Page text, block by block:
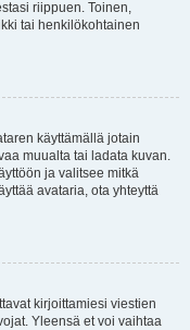
riippuen. Toinen,
tai henkilökohtainen
käyttämällä jotain
muualta tai ladata kuvan.
ja valitsee mitkä
avataria, ota yhteyttä
kirjoittamiesi viestien
Yleensä et voi vaihtaa